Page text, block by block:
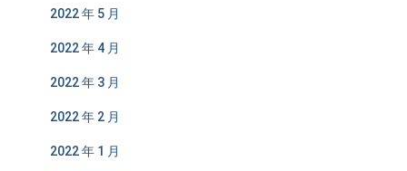
2022 年 5 月
2022 年 4 月
2022 年 3 月
2022 年 2 月
2022 年 1 月